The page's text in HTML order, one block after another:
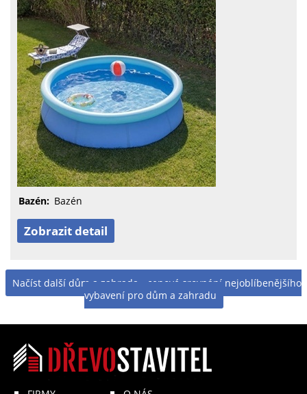
Bazén: Bazén
Zobrazit detail
Načíst další dům a zahrada - cenové srovnání nejoblíbenějšího
vybavení pro dům a zahradu